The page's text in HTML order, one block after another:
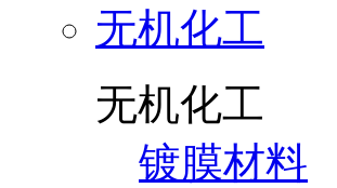
无机化工
无机化工
镀膜材料